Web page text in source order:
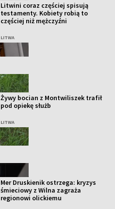
Litwini coraz częściej spisują
testamenty. Kobiety robią to
częściej niż mężczyźni
LITWA
Żywy bocian z Montwiliszek trafił
pod opiekę służb
LITWA
Mer Druskienik ostrzega: kryzys
śmieciowy z Wilna zagraża
regionowi olickiemu